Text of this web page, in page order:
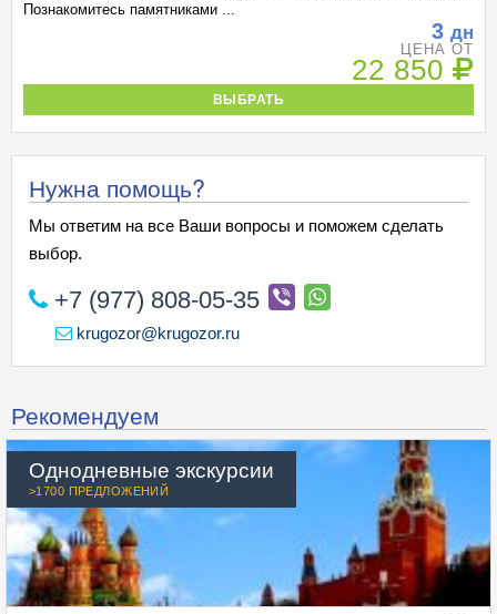
Познакомитесь памятниками ...
3 дн
ЦЕНА ОТ
22 850
ВЫБРАТЬ
Нужна помощь?
Мы ответим на все Ваши вопросы и поможем сделать
выбор.
+7 (977) 808-05-35
krugozor@krugozor.ru
Рекомендуем
Однодневные экскурсии
>1700 ПРЕДЛОЖЕНИЙ